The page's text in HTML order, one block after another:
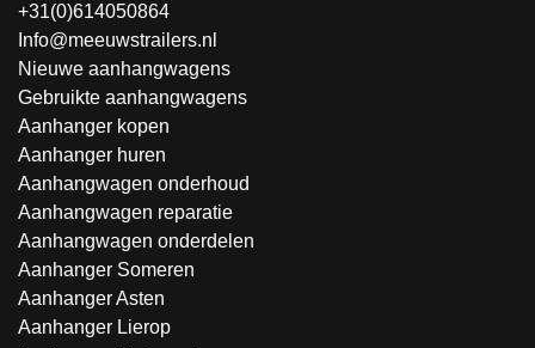
+31(0)614050864
Info@meeuwstrailers.nl
Nieuwe aanhangwagens
Gebruikte aanhangwagens
Aanhanger kopen
Aanhanger huren
Aanhangwagen onderhoud
Aanhangwagen reparatie
Aanhangwagen onderdelen
Aanhanger Someren
Aanhanger Asten
Aanhanger Lierop